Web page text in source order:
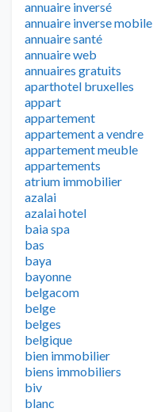
annuaire inversé
annuaire inverse mobile
annuaire santé
annuaire web
annuaires gratuits
aparthotel bruxelles
appart
appartement
appartement a vendre
appartement meuble
appartements
atrium immobilier
azalai
azalai hotel
baia spa
bas
baya
bayonne
belgacom
belge
belges
belgique
bien immobilier
biens immobiliers
biv
blanc